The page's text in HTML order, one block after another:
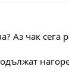
Аз чак сега